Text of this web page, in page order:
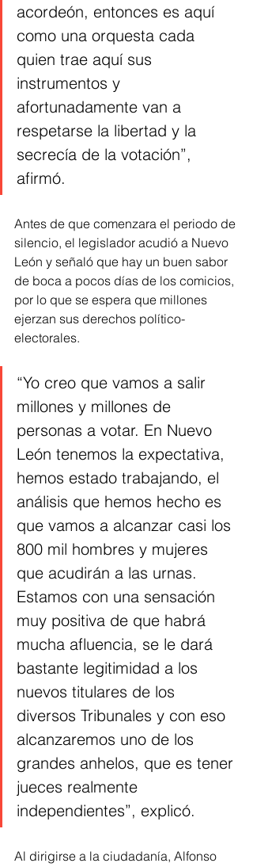
acordeón, entonces es aquí
como una orquesta cada
quien trae aquí sus
instrumentos y
afortunadamente van a
respetarse la libertad y la
secrecía de la votación”,
afirmó.
Antes de que comenzara el periodo de
silencio, el legislador acudió a Nuevo
León y señaló que hay un buen sabor
de boca a pocos días de los comicios,
por lo que se espera que millones
ejerzan sus derechos político-
electorales.
“Yo creo que vamos a salir
millones y millones de
personas a votar. En Nuevo
León tenemos la expectativa,
hemos estado trabajando, el
análisis que hemos hecho es
que vamos a alcanzar casi los
800 mil hombres y mujeres
que acudirán a las urnas.
Estamos con una sensación
muy positiva de que habrá
mucha afluencia, se le dará
bastante legitimidad a los
nuevos titulares de los
diversos Tribunales y con eso
alcanzaremos uno de los
grandes anhelos, que es tener
jueces realmente
independientes”, explicó.
Al dirigirse a la ciudadanía, Alfonso